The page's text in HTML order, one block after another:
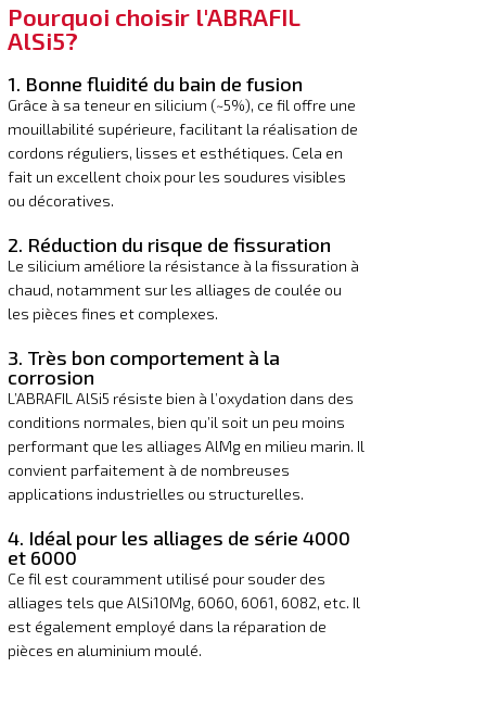
Pourquoi choisir l'ABRAFIL
AlSi5?
1. Bonne fluidité du bain de fusion
Grâce à sa teneur en silicium (~5%), ce fil offre une
mouillabilité supérieure, facilitant la réalisation de
cordons réguliers, lisses et esthétiques. Cela en
fait un excellent choix pour les soudures visibles
ou décoratives.
2. Réduction du risque de fissuration
Le silicium améliore la résistance à la fissuration à
chaud, notamment sur les alliages de coulée ou
les pièces fines et complexes.
3. Très bon comportement à la
corrosion
L’ABRAFIL AlSi5 résiste bien à l’oxydation dans des
conditions normales, bien qu’il soit un peu moins
performant que les alliages AlMg en milieu marin. Il
convient parfaitement à de nombreuses
applications industrielles ou structurelles.
4. Idéal pour les alliages de série 4000
et 6000
Ce fil est couramment utilisé pour souder des
alliages tels que AlSi10Mg, 6060, 6061, 6082, etc. Il
est également employé dans la réparation de
pièces en aluminium moulé.